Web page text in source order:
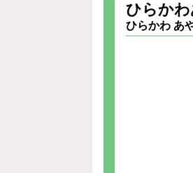
ひらか
ひらかわ あ